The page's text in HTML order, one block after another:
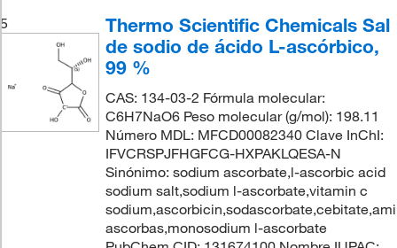
5
Thermo Scientific Chemicals Sal
de sodio de ácido L-ascórbico,
99 %
CAS: 134-03-2 Fórmula molecular:
C6H7NaO6 Peso molecular (g/mol): 198.11
Número MDL: MFCD00082340 Clave InChI:
IFVCRSPJFHGFCG-HXPAKLQESA-N
Sinónimo: sodium ascorbate,l-ascorbic acid
sodium salt,sodium l-ascorbate,vitamin c
ascorbas,monosodium l-ascorbate